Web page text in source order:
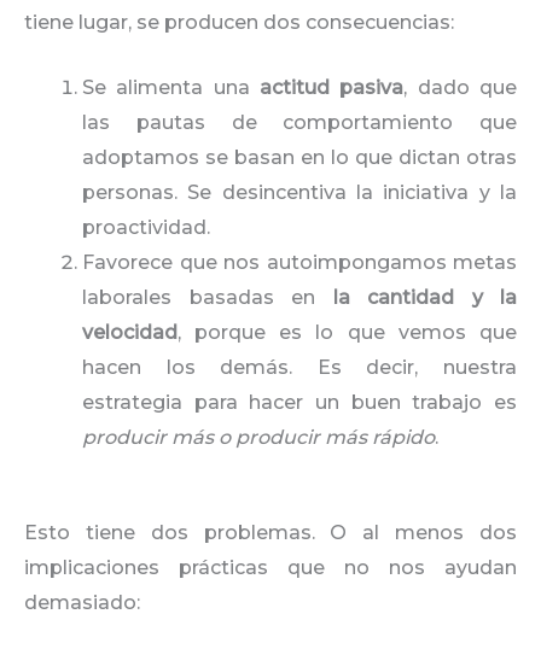
tiene lugar, se producen dos consecuencias:
Se alimenta una actitud pasiva, dado que
las pautas de comportamiento que
adoptamos se basan en lo que dictan otras
personas. Se desincentiva la iniciativa y la
proactividad.
Favorece que nos autoimpongamos metas
laborales basadas en
la cantidad y la
velocidad , porque es lo que vemos que
hacen los demás. Es decir, nuestra
estrategia para hacer un buen trabajo es
producir más o producir más rápido.
Esto tiene dos problemas. O al menos dos
implicaciones prácticas que no nos ayudan
demasiado: